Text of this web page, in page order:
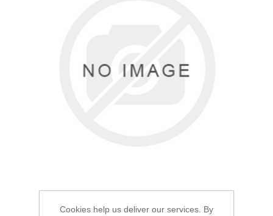
Cookies help us deliver our services. By